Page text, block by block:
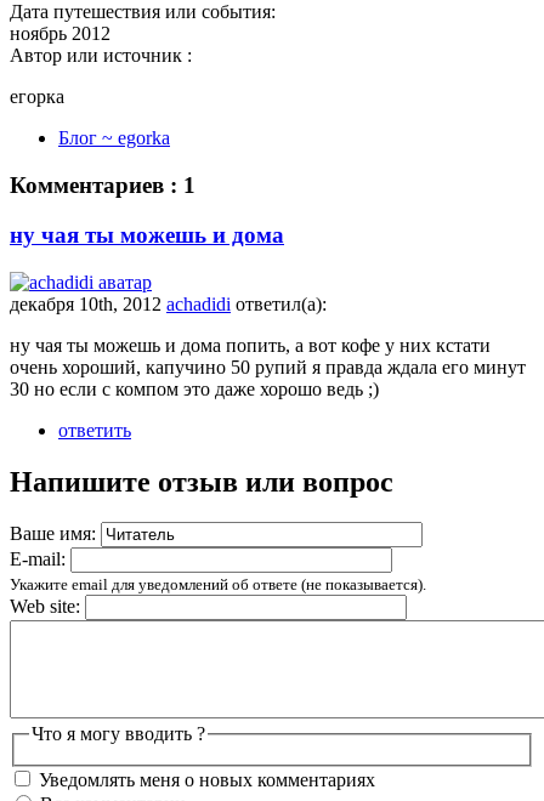
Дата путешествия или события:
ноябрь 2012
Автор или источник :
егорка
Блог ~ egorka
Комментариев : 1
ну чая ты можешь и дома
декабря 10th, 2012 achadidi ответил(а):
ну чая ты можешь и дома попить, а вот кофе у них кстати
очень хороший, капучино 50 рупий я правда ждала его минут
30 но если с компом это даже хорошо ведь ;)
ответить
Напишите отзыв или вопрос
Ваше имя:
E-mail:
Укажите email для уведомлений об ответе (не показывается).
Web site:
Что я могу вводить ?
Уведомлять меня о новых комментариях